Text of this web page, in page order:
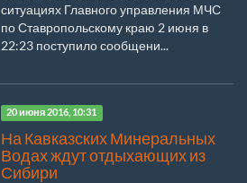
ситуациях Главного управления МЧС
по Ставропольскому краю 2 июня в
22:23 поступило сообщени...
20 июня 2016, 10:31
На Кавказских Минеральных
Водах ждут отдыхающих из
Сибири